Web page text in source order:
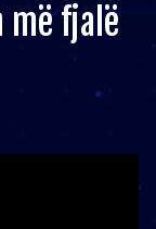
fjalë